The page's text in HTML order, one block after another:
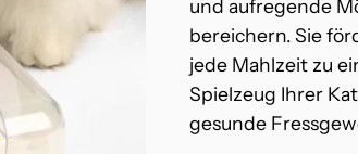
und aufregende
bereichern. Sie
jede Mahlzeit zu
Spielzeug Ihrer
gesunde